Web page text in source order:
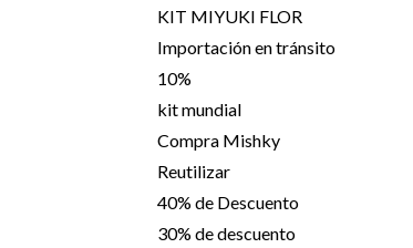
KIT MIYUKI FLOR
Importación en tránsito
10%
kit mundial
Compra Mishky
Reutilizar
40% de Descuento
30% de descuento